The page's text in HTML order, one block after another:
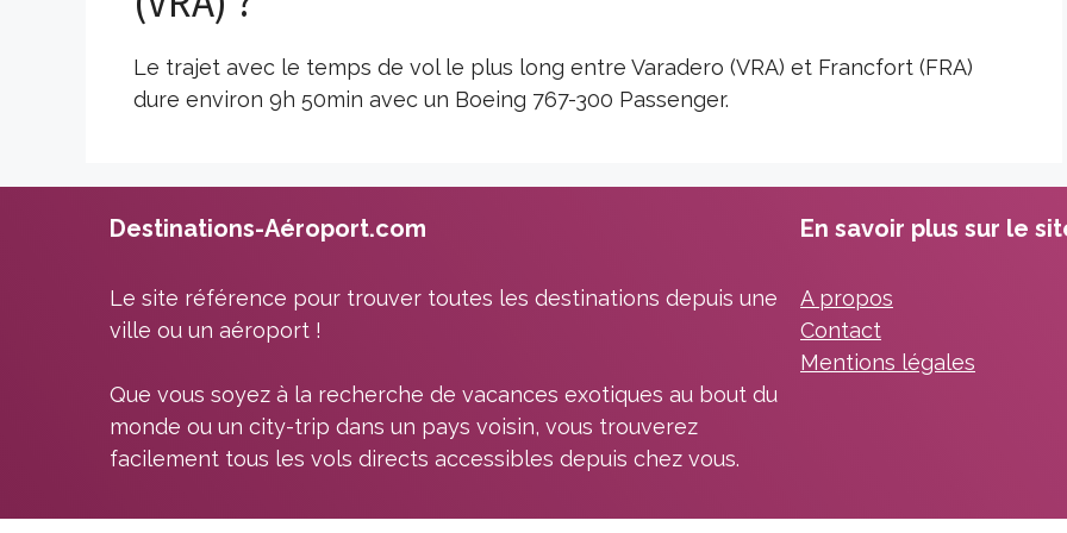
Le trajet avec le temps de vol le plus long entre Varadero (VRA) et Francfort (FRA)
dure environ 9h 50min avec un Boeing 767-300 Passenger.
Destinations-Aéroport.com
Le site référence pour trouver toutes les destinations depuis une
ville ou un aéroport !
Que vous soyez à la recherche de vacances exotiques au bout du
monde ou un city-trip dans un pays voisin, vous trouverez
facilement tous les vols directs accessibles depuis chez vous.
En savoir plus sur le
A propos
Contact
Mentions légales